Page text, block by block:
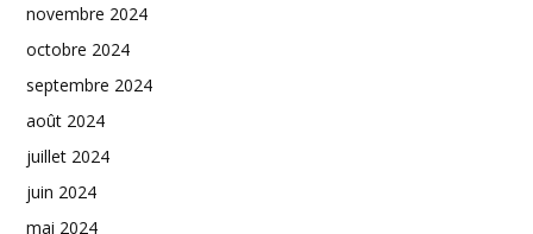
novembre 2024
octobre 2024
septembre 2024
août 2024
juillet 2024
juin 2024
mai 2024